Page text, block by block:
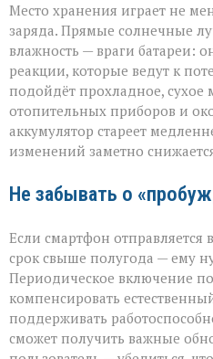
Место хранения играет не
заряда. Прямые солнечные
влажность — враги батареи:
реакции, которые ведут к
подойдёт прохладное, сухое
отопительных приборов и
аккумулятор стареет
изменений заметно
Не забывать о
Если смартфон
срок свыше полугода — ему
Периодическое включение
компенсировать
поддерживать
сможет получить важные